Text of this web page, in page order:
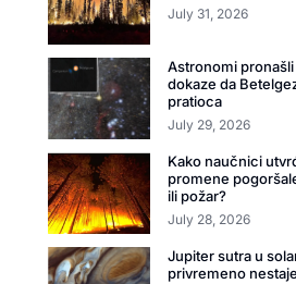
July 31, 2026
Astronomi
dokaze da
pratioca
July 29, 2026
Kako naučnici
promene
ili požar?
July 28, 2026
Jupiter sutra u
privremeno